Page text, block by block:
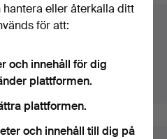
eller återkalla ditt
för att:
och innehåll för dig
plattformen.
plattformen.
och innehåll till dig på